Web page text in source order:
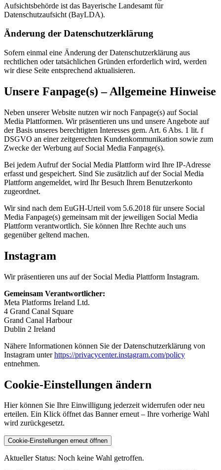
Aufsichtsbehörde ist das Bayerische Landesamt für
Datenschutzaufsicht (BayLDA).
Änderung der Datenschutzerklärung
Sofern einmal eine Änderung der Datenschutzerklärung aus
rechtlichen oder tatsächlichen Gründen erforderlich wird, werden
wir diese Seite entsprechend aktualisieren.
Unsere Fanpage(s) – Allgemeine Hinweise
Neben unserer Website nutzen wir noch Fanpage(s) auf Social
Media Plattformen. Wir präsentieren uns und unsere Angebote auf
der Basis unseres berechtigten Interesses gem. Art. 6 Abs. 1 lit. f
DSGVO an einer zeitgerechten Kundenkommunikation sowie zum
Zwecke der Werbung auf Social Media Fanpage(s).
Bei jedem Aufruf der Social Media Plattform wird Ihre IP-Adresse
erfasst und gespeichert. Sind Sie zusätzlich auf der Social Media
Plattform angemeldet, wird Ihr Besuch Ihrem Benutzerkonto
zugeordnet.
Wir sind nach dem EuGH-Urteil vom 5.6.2018 für unsere Social
Media Fanpage(s) gemeinsam mit der jeweiligen Social Media
Plattform verantwortlich. Sie können Ihre Rechte auch uns
gegenüber geltend machen.
Instagram
Wir präsentieren uns auf der Social Media Plattform Instagram.
Gemeinsam Verantwortlicher:
Meta Platforms Ireland Ltd.
4 Grand Canal Square
Grand Canal Harbour
Dublin 2 Ireland
Nähere Informationen können Sie der Datenschutzerklärung von
Instagram unterhttps://privacycenter.instagram.com/policy
entnehmen.
Cookie-Einstellungen ändern
Hier können Sie Ihre Einwilligung jederzeit widerrufen oder neu
erteilen. Ein Klick öffnet das Banner erneut – Ihre vorherige Wahl
wird zurückgesetzt.
Cookie-Einstellungen erneut öffnen
Aktueller Status: Noch keine Wahl getroffen.